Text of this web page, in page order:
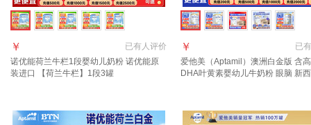
已有人评价
￥
诺优能荷兰牛栏1段婴幼儿奶粉 诺优能原
装进口 【荷兰牛栏】1段3罐
已有
￥
爱他美（Aptamil）澳洲白金版 含
DHA叶黄素婴幼儿牛奶粉 眼脑 新